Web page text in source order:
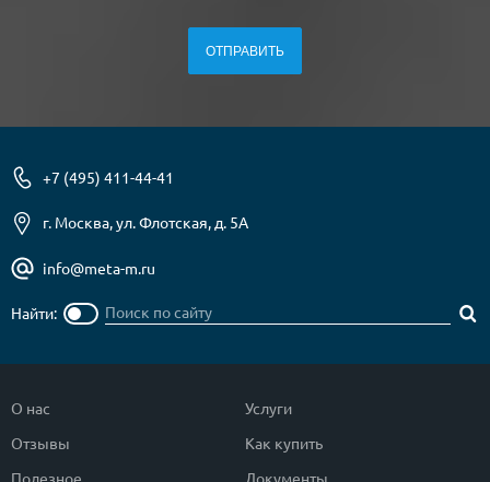
+7 (495) 411-44-41
г. Москва, ул. Флотская, д. 5А
info@meta-m.ru
Найти:
О нас
Отзывы
Полезное
Услуги
Как купить
Документы